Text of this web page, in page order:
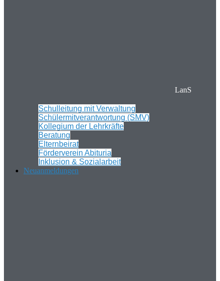
LanS
Schulleitung mit Verwaltung
Schülermitverantwortung (SMV)
Kollegium der Lehrkräfte
Beratung
Elternbeirat
Förderverein Abituria
Inklusion & Sozialarbeit
Neuanmeldungen